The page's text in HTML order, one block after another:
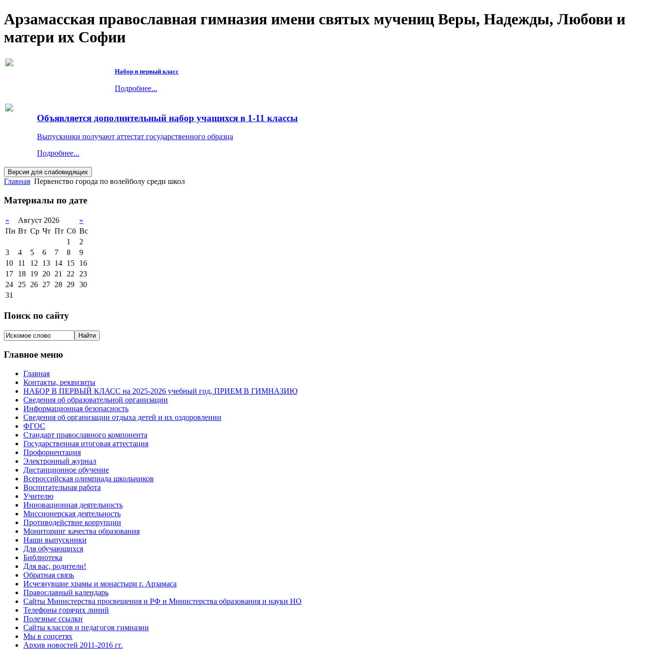
Арзамасская православная гимназия имени святых мучениц Веры, Надежды, Любови и
матери их Софии
Набор в первый класс
Подробнее...
Объявляется дополнительный набор учащихся в 1-11 классы
Выпускники получают аттестат государственного образца
Подробнее...
Главная Первенство города по волейболу среди школ
Материалы по дате
« Август 2026
»
Пн Вт Ср Чт Пт Сб Вс
1
2
3
4 5 6 7 8
9
10
11 12 13 14 15
16
17
18 19 20 21 22
23
24
25 26 27 28 29 30
31
Поиск по сайту
Главное меню
Главная
Контакты, реквизиты
НАБОР В ПЕРВЫЙ КЛАСС на 2025-2026 учебный год, ПРИЕМ В ГИМНАЗИЮ
Сведения об образовательной организации
Информационная безопасность
Сведения об организации отдыха детей и их оздоровлении
ФГОС
Стандарт православного компонента
Государственная итоговая аттестация
Профориентация
Электронный журнал
Дистанционное обучение
Всероcсийская олимпиада школьников
Воспитательная работа
Учителю
Инновационная деятельность
Миссионерская деятельность
Противодействие коррупции
Мониторинг качества образования
Наши выпускники
Для обучающихся
Библиотека
Для вас, родители!
Обратная связь
Исчезнувшие храмы и монастыри г. Арзамаса
Православный календарь
Сайты Министерства просвещения и РФ и Министерства образования и науки НО
Телефоны горячих линий
Полезные ссылки
Сайты классов и педагогов гимназии
Мы в соцсетях
Архив новостей 2011-2016 гг.